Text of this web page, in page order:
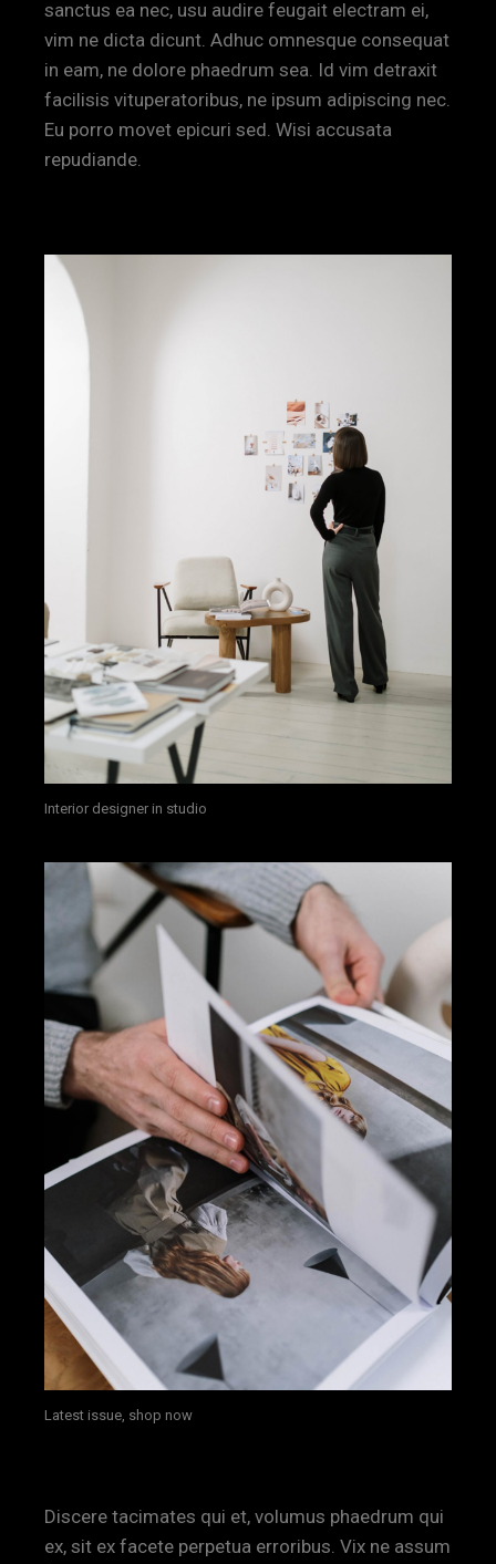
sanctus ea nec, usu audire feugait electram ei,
vim ne dicta dicunt. Adhuc omnesque consequat
in eam, ne dolore phaedrum sea. Id vim detraxit
facilisis vituperatoribus, ne ipsum adipiscing nec.
Eu porro movet epicuri sed. Wisi accusata
repudiande.
Interior designer in studio
Latest issue, shop now
Discere tacimates qui et, volumus phaedrum qui
ex, sit ex facete perpetua erroribus. Vix ne assum